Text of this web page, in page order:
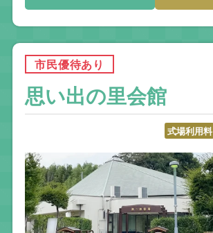
市民優待あり
思い出の里会館
式場利用料